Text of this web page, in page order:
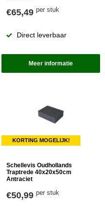
€65,49per stuk
Direct leverbaar
Meer informatie
KORTING MOGELIJK!
Schellevis Oudhollands
Traptrede 40x20x50cm
Antraciet
€50,99per stuk